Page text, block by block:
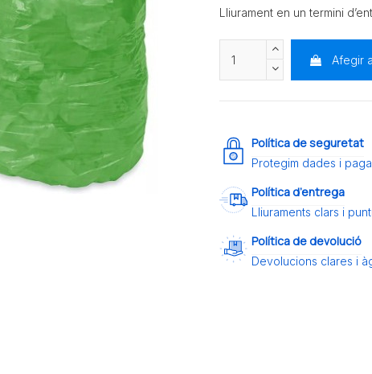
Lliurament en un termini
Afegir
Política de seguretat
Protegim dades i
Política d’entrega
Lliuraments clars i
Política de devolució
Devolucions clares i